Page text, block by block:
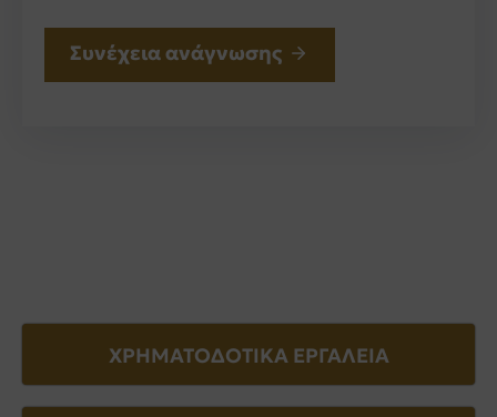
Συνέχεια ανάγνωσης
ΧΡΗΜΑΤΟΔΟΤΙΚΑ ΕΡΓΑΛΕΙΑ